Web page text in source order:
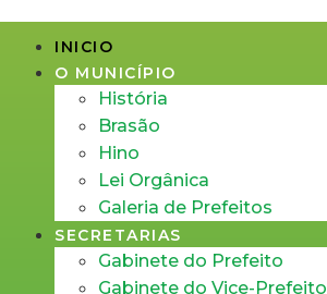
INICIO
O MUNICÍPIO
História
Brasão
Hino
Lei Orgânica
Galeria de Prefeitos
SECRETARIAS
Gabinete do Prefeito
Gabinete do Vice-Prefeito